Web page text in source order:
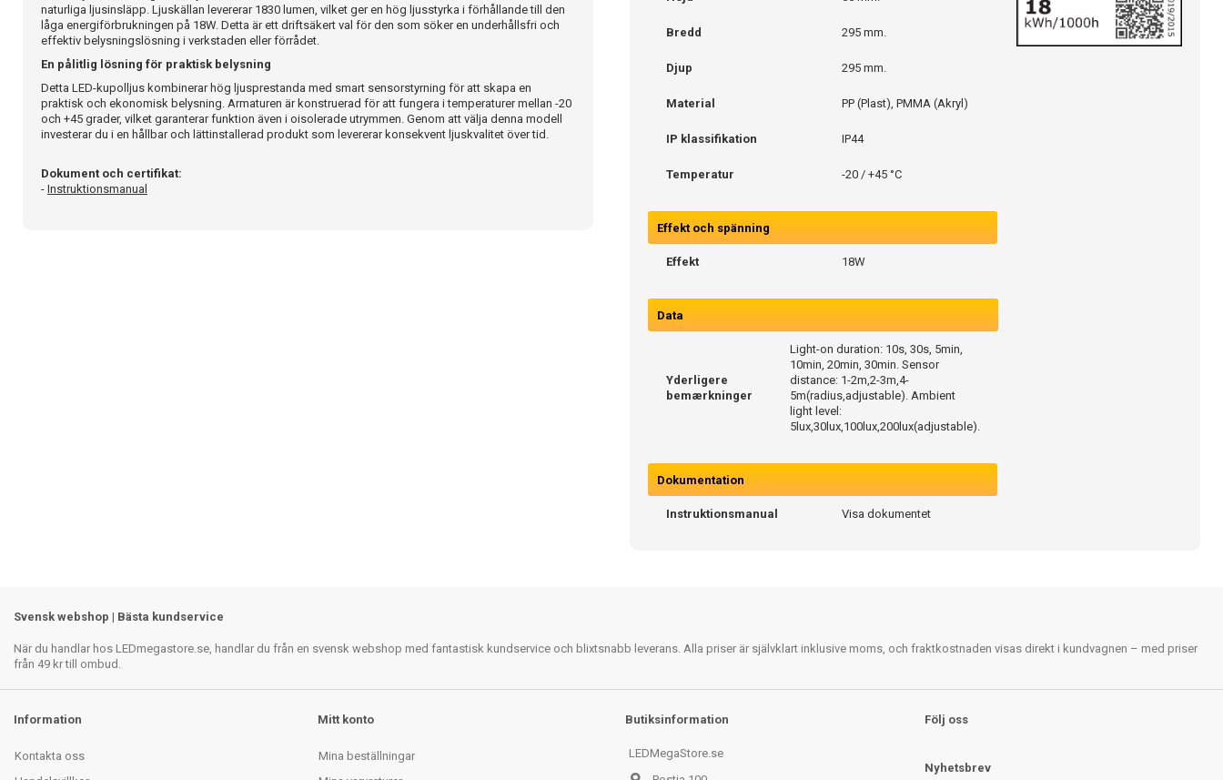
naturliga ljusinsläpp. Ljuskällan levererar 1830 lumen, vilket ger en hög ljusstyrka i förhållande till den
låga energiförbrukningen på 18W. Detta är ett driftsäkert val för den som söker en underhållsfri och
effektiv belysningslösning i verkstaden eller förrådet.
En pålitlig lösning för praktisk belysning
Detta LED-kupolljus kombinerar hög ljusprestanda med smart sensorstyrning för att skapa en
praktisk och ekonomisk belysning. Armaturen är konstruerad för att fungera i temperaturer mellan -20
och +45 grader, vilket garanterar funktion även i oisolerade utrymmen. Genom att välja denna modell
investerar du i en hållbar och lättinstallerad produkt som levererar konsekvent ljuskvalitet över tid.
Dokument och certifikat:
- Instruktionsmanual
Bredd 295 mm.
Djup 295 mm.
Material PP (Plast), PMMA (Akryl)
IP klassifikation IP44
Temperatur -20 / +45 °C
Effekt och spänning
Effekt 18W
Data
Yderligere
bemærkninger
Light-on duration: 10s, 30s, 5min,
10min, 20min, 30min. Sensor
distance: 1-2m,2-3m,4-
5m(radius,adjustable). Ambient
light level:
5lux,30lux,100lux,200lux(adjustable).
Dokumentation
Instruktionsmanual Visa dokumentet
Svensk webshop | Bästa kundservice
När du handlar hos LEDmegastore.se, handlar du från en svensk webshop med fantastisk kundservice och blixtsnabb leverans. Alla priser är självklart inklusive moms, och fraktkostnaden visas direkt i kundvagnen – med priser
från 49 kr till ombud.
Information
Kontakta oss
Mitt konto
Mina beställningar
Butiksinformation
LEDMegaStore.se
Följ oss
Nyhetsbrev